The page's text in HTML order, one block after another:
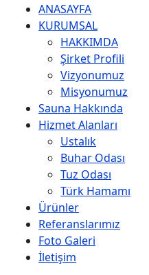
ANASAYFA
KURUMSAL
HAKKIMDA
Şirket Profili
Vizyonumuz
Misyonumuz
Sauna Hakkında
Hizmet Alanları
Ustalık
Buhar Odası
Tuz Odası
Türk Hamamı
Ürünler
Referanslarımız
Foto Galeri
İletişim